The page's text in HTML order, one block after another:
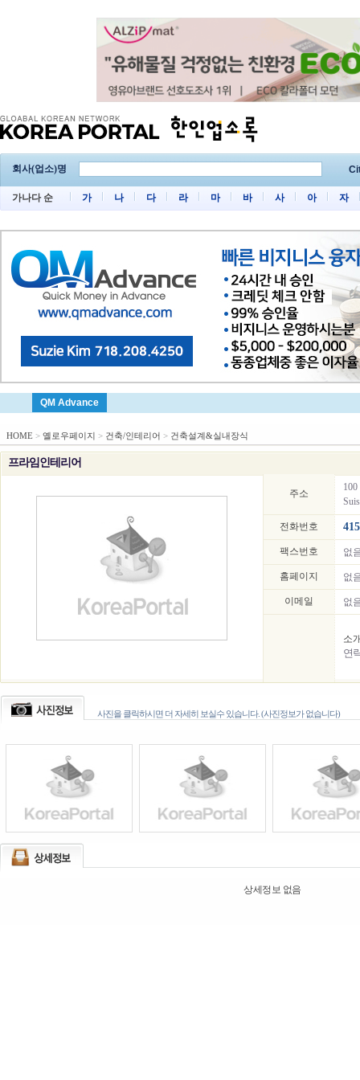
회사(업소)명
가나다 순 가 나 다 라 마 바 사 아 자
QM Advance
HOME > 옐로우페이지 > 건축/인테리어 > 건축설계&실내장식
프라임인테리어
주소
전화번호
팩스번호 없
홈페이지 없
이메일 없
소
연
사진을 클릭하시면 더 자세히 보실수 있습니다. (사진정보가 없습니다)
상세정보 없음